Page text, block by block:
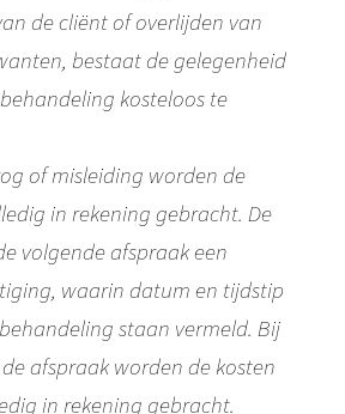
de cliënt of overlijden van
bestaat de gelegenheid
kosteloos te
of misleiding worden de
in rekening gebracht. De
volgende afspraak een
waarin datum en tijdstip
staan vermeld. Bij
afspraak worden de kosten
in rekening gebracht.